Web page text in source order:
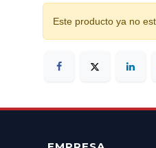
Este producto ya no